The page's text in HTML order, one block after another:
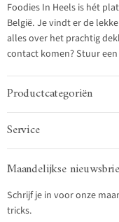
Foodies In Heels is hét
België. Je vindt er de
alles over het prachtig
contact komen? Stuur
Productcategoriën
Service
Maandelijkse
Schrijf je in voor onze
tricks.